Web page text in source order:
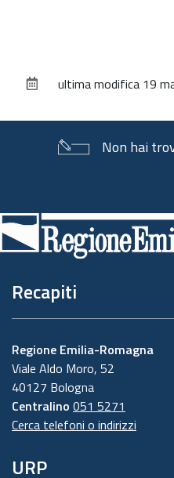
documentoultima modifica 19
Non hai
di
pagina
Recapiti
Regione Emilia-Romagna
Viale Aldo Moro, 52
40127 Bologna
Centralino 051 5271
Cerca telefoni o indirizzi
URP